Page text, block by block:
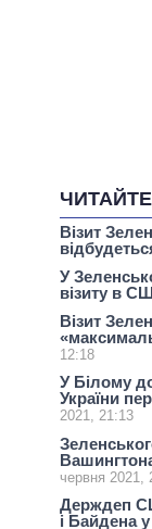
Візит
У
візиту в
Візит
12:18
У Білому
України
2021, 21:13
червня 2021,
Держдеп
і Байдена у